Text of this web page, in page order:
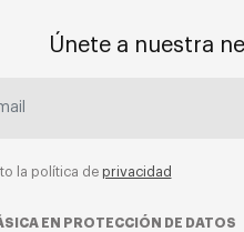
Únete a nuestra
la política de privacidad
EN PROTECCIÓN DE DATOS